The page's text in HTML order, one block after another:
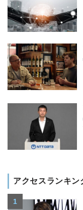
アクセスランキン